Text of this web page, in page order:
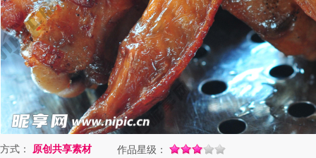
方式： 原创共享素材 作品星级：